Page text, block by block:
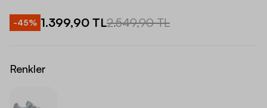
-45% 1.399,90 TL2.549,90 TL
Renkler